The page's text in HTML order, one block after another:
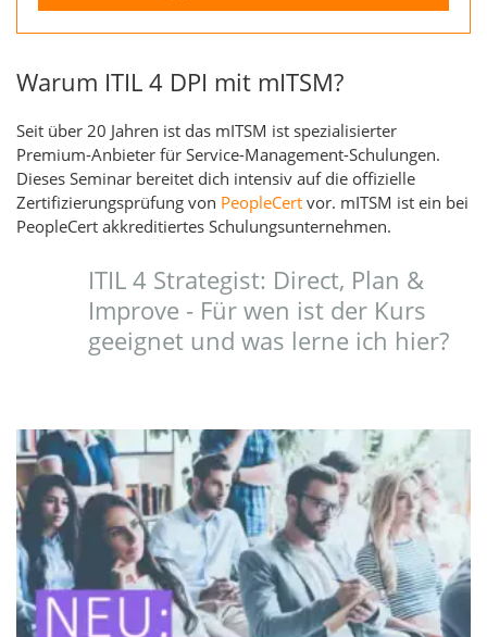
Warum ITIL 4 DPI mit mITSM?
Seit über 20 Jahren ist das mITSM ist spezialisierter
Premium-Anbieter für Service-Management-Schulungen.
Dieses Seminar bereitet dich intensiv auf die offizielle
Zertifizierungsprüfung von PeopleCert vor. mITSM ist ein bei
PeopleCert akkreditiertes Schulungsunternehmen.
ITIL 4 Strategist: Direct, Plan &
Improve - Für wen ist der Kurs
geeignet und was lerne ich hier?